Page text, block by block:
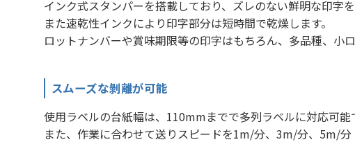
インク式スタンパーを搭載しており、ズレのない鮮明な印字を
また速乾性インクにより印字部分は短時間で乾燥します。
ロットナンバーや賞味期限等の印字はもちろん、多品種、小
スムーズな剝離が可能
使用ラベルの台紙幅は、110mmまでで多列ラベルに対応可能
また、作業に合わせて送りスピードを1m/分、3m/分、5m/分